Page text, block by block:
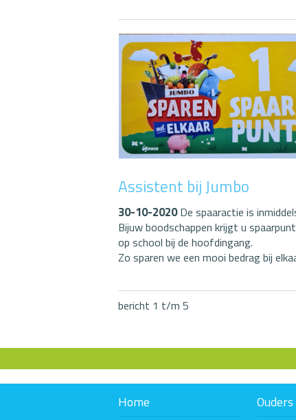
Assistent bij Jumbo
30-10-2020De spaaractie is
Bijuw boodschappen krijgt u
op school bij de hoofdingang.
Zo sparen we een mooi bedrag bij
bericht 1 t/m 5
Home Ouders